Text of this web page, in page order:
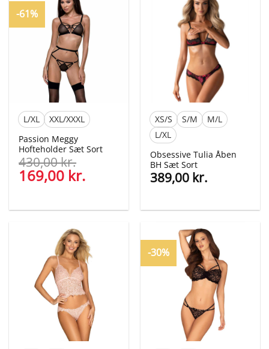
-61%
L/XL
XXL/XXXL
Passion Meggy
Hofteholder Sæt Sort
430,00kr.
Den
oprindelige
var:
430,00 kr..
169,00 kr.
er:
XS/S S/M
M/L
L/XL
Obsessive Tulia Åben
BH Sæt Sort
389,00 kr.
-30%